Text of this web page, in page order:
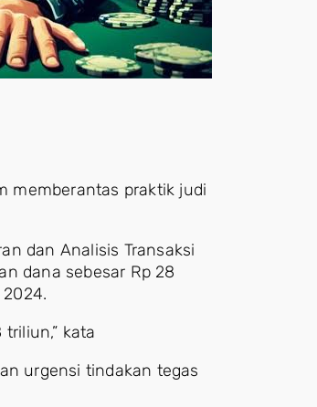
memberantas praktik judi
dan Analisis Transaksi
dana sebesar Rp 28
kata
urgensi tindakan tegas